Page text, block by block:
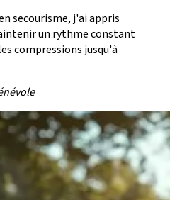
secourisme, j'ai appris
un rythme constant
compressions jusqu'à